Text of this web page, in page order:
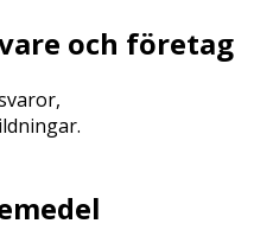
och företag